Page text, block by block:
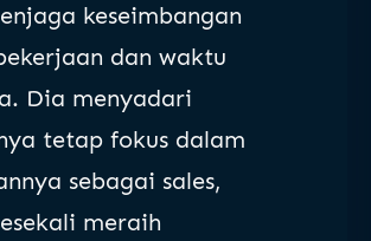
keseimbangan
dan waktu
Dia menyadari
tetap fokus dalam
sebagai sales,
meraih